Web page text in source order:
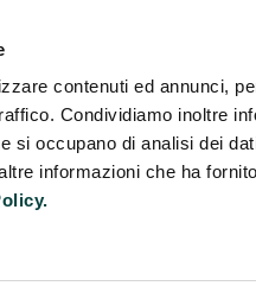
contenuti ed annunci,
Condividiamo inoltre
si occupano di analisi dei
informazioni che ha